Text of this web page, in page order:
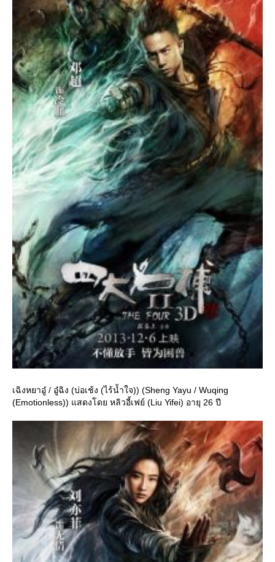
เฉิงหยาอู๋ / อู๋ฉิง (บ่อเช้ง (ไร้น้ำใจ)) (Sheng Yayu / Wuqing
(Emotionless)) แสดงโดย หลิวอี้เฟย์ (Liu Yifei) อายุ 26 ปี